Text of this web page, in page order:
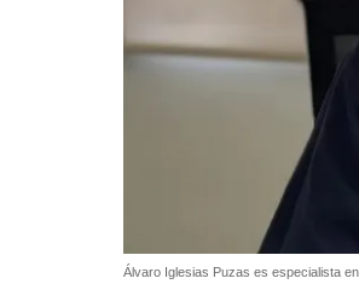
Álvaro Iglesias Puzas es especialista